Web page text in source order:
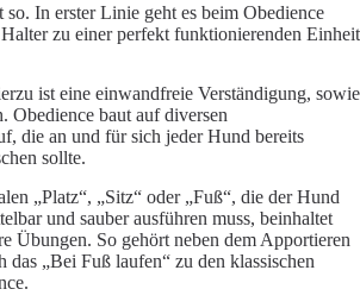
In erster Linie geht es beim Obedience
zu einer perfekt funktionierenden Einheit
ist eine einwandfreie Verständigung, sowie
Obedience baut auf diversen
die an und für sich jeder Hund bereits
sollte.
„Platz“, „Sitz“ oder „Fuß“, die der Hund
und sauber ausführen muss, beinhaltet
Übungen. So gehört neben dem Apportieren
das „Bei Fuß laufen“ zu den klassischen